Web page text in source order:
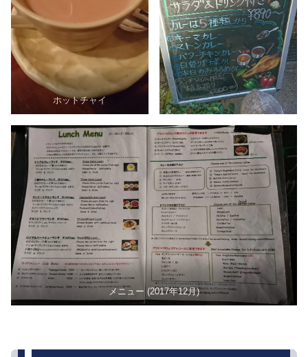
ホットチャイ
メニュー (2017年12月)